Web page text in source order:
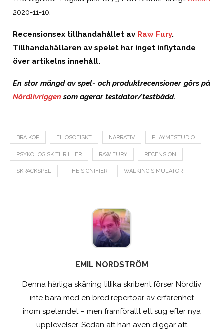
2020-11-10.
Recensionsex tillhandahållet av Raw Fury.
Tillhandahållaren av spelet har inget inflytande
över artikelns innehåll.
En stor mängd av spel- och produktrecensioner görs på
Nördlivriggen som agerar testdator/testbädd.
BRA KÖP FILOSOFISKT NARRATIV PLAYMESTUDIO
PSYKOLOGISK THRILLER RAW FURY RECENSION
SKRÄCKSPEL THE SIGNIFIER WALKING SIMULATOR
EMIL NORDSTRÖM
Denna härliga skåning tillika skribent förser Nördliv
inte bara med en bred repertoar av erfarenhet
inom spelandet – men framförallt ett sug efter nya
upplevelser. Sedan att han även diggar att